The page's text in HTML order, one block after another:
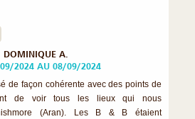
DOMINIQUE A.
2024 AU 08/09/2024
de façon cohérente avec des points de
de voir tous les lieux qui nous
(Aran). Les B & B étaient